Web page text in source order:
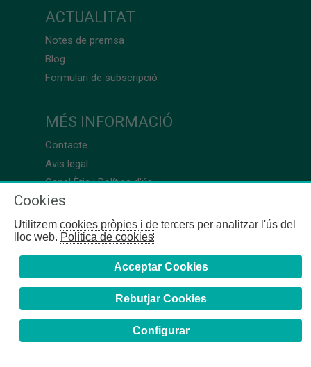
ACTUALITAT
Notes de premsa
Blog
Formulari de subscripció
MÉS INFORMACIÓ
Contacte
Avís legal
Canal Ètic i Política d’ús
Cookies
Utilitzem cookies pròpies i de tercers per analitzar l'ús del
lloc web.Política de cookies
Acceptar Cookies
Rebutjar Cookies
Configurar